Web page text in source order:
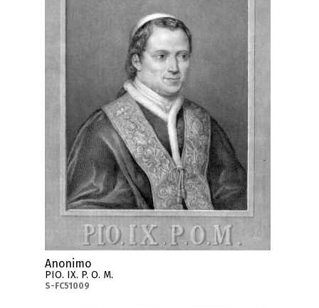
Anonimo
PIO. IX. P. O. M.
S-FC51009